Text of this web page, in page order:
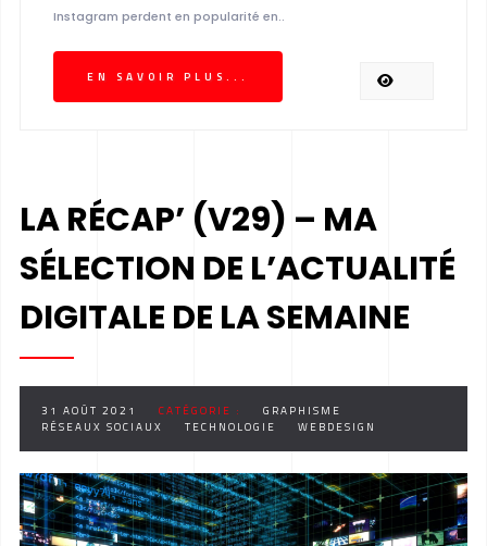
Instagram perdent en popularité en..
EN SAVOIR PLUS...
LA RÉCAP’ (V29) – MA
SÉLECTION DE L’ACTUALITÉ
DIGITALE DE LA SEMAINE
31 AOÛT 2021 CATÉGORIE :
GRAPHISME
RÉSEAUX SOCIAUX
TECHNOLOGIE WEBDESIGN